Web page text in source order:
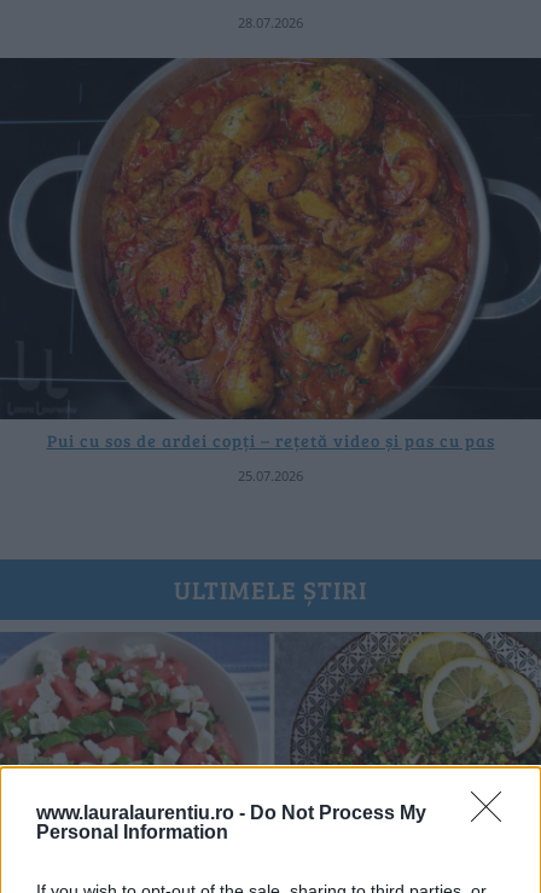
www.lauralaurentiu.ro - Do Not Process My
Personal Information
28.07.2026
Pui cu sos de ardei copți – rețetă video și pas cu pas
25.07.2026
ULTIMELE ȘTIRI